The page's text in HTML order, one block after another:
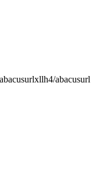
abacusurl